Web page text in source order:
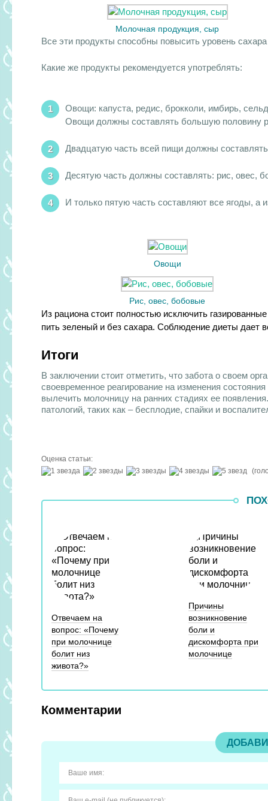
Молочная продукция, сыр
Все эти продукты способны повысить уровень
Какие же продукты рекомендуется употреблять:
Овощи: капуста, редис, брокколи, имбирь,
Овощи должны составлять большую половину
Двадцатую часть всей пищи должны
Десятую часть должны составлять: рис, овес,
И только пятую часть составляют все ягоды, а
Овощи
Рис, овес, бобовые
Из рациона стоит полностью исключить
пить зеленый и без сахара. Соблюдение диеты дает
Итоги
В заключении стоит отметить, что забота о своем
своевременное реагирование на изменения
вылечить молочницу на ранних стадиях ее
патологий, таких как – бесплодие, спайки и
Оценка статьи:
Отвечаем на
вопрос: «Почему
при молочнице
болит низ
живота?»
Причины
возникновение
боли и
дискомфорта при
молочнице
Комментарии